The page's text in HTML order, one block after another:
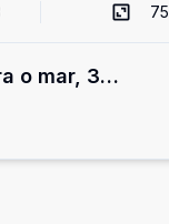
75
o mar, 3